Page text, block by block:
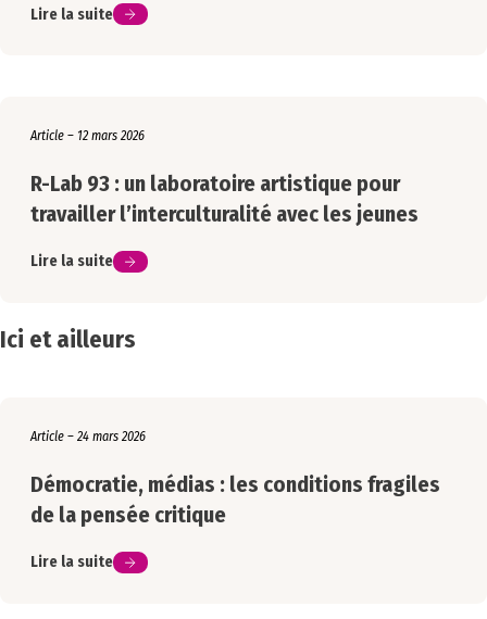
Lire la suite
Article – 12 mars 2026
R-Lab 93 : un laboratoire artistique pour
travailler l’interculturalité avec les jeunes
Lire la suite
Ici et ailleurs
Article – 24 mars 2026
Démocratie, médias : les conditions fragiles
de la pensée critique
Lire la suite